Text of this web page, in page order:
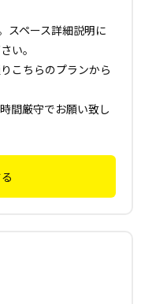
スペース詳細説明に
い。
こちらのプランから
間厳守でお願い致し